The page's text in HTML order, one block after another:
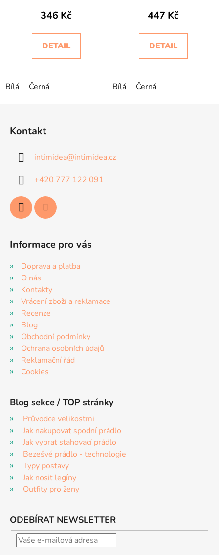
346 Kč
DETAIL
Bílá Černá
447 Kč
DETAIL
Bílá Černá
Kontakt
intimidea@intimidea.cz
+420 777 122 091
Informace pro vás
Doprava a platba
O nás
Kontakty
Vrácení zboží a reklamace
Recenze
Blog
Obchodní podmínky
Ochrana osobních údajů
Reklamační řád
Cookies
Blog sekce / TOP stránky
Průvodce velikostmi
Jak nakupovat spodní prádlo
Jak vybrat stahovací prádlo
Bezešvé prádlo - technologie
Typy postavy
Jak nosit legíny
Outfity pro ženy
ODEBÍRAT NEWSLETTER